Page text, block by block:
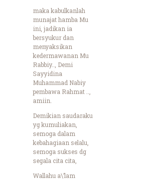
maka kabulkanlah
munajat hamba Mu
ini, jadikan ia
bersyukur dan
menyaksikan
kedermawanan Mu
Rabbiy.., Demi
Sayyidina
Muhammad Nabiy
pembawa Rahmat ..,
amiin.
Demikian saudaraku
yg kumuliakan,
semoga dalam
kebahagiaan selalu,
semoga sukses dg
segala cita cita,
Wallahu a\’lam